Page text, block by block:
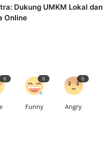
Dukung UMKM Lokal dan
Online
0 0
Funny
0
Angry